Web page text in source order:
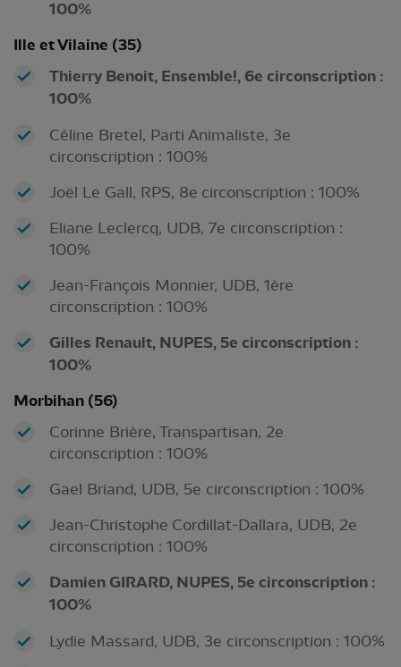
100%
Ille et Vilaine (35)
Thierry Benoit, Ensemble!, 6e circonscription :
100%
Céline Bretel, Parti Animaliste, 3e
circonscription : 100%
Joël Le Gall, RPS, 8e circonscription : 100%
Eliane Leclercq, UDB, 7e circonscription :
100%
Jean-François Monnier, UDB, 1ère
circonscription : 100%
Gilles Renault, NUPES, 5e circonscription :
100%
Morbihan (56)
Corinne Brière, Transpartisan, 2e
circonscription : 100%
Gael Briand, UDB, 5e circonscription : 100%
Jean-Christophe Cordillat-Dallara, UDB, 2e
circonscription : 100%
Damien GIRARD, NUPES, 5e circonscription :
100%
Lydie Massard, UDB, 3e circonscription : 100%